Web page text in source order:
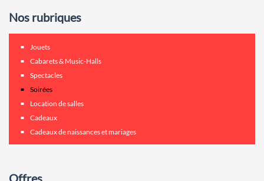
Nos rubriques
Jouets
Cabarets & Music-Halls
Spectacles
Soirées
Location de salles
Cadeaux
Cadeaux de naissances et mariages
Offres